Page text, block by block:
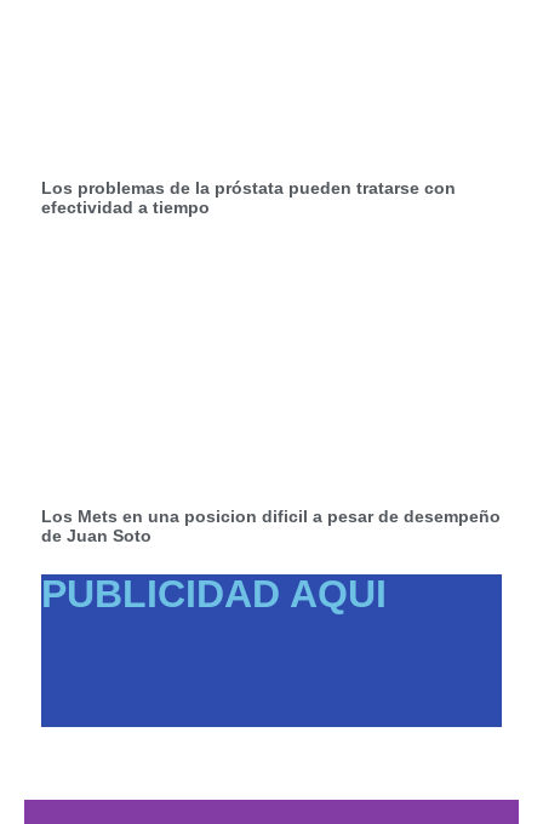
Los problemas de la próstata pueden tratarse con
efectividad a tiempo
Los Mets en una posicion dificil a pesar de desempeño
de Juan Soto
PUBLICIDAD AQUI